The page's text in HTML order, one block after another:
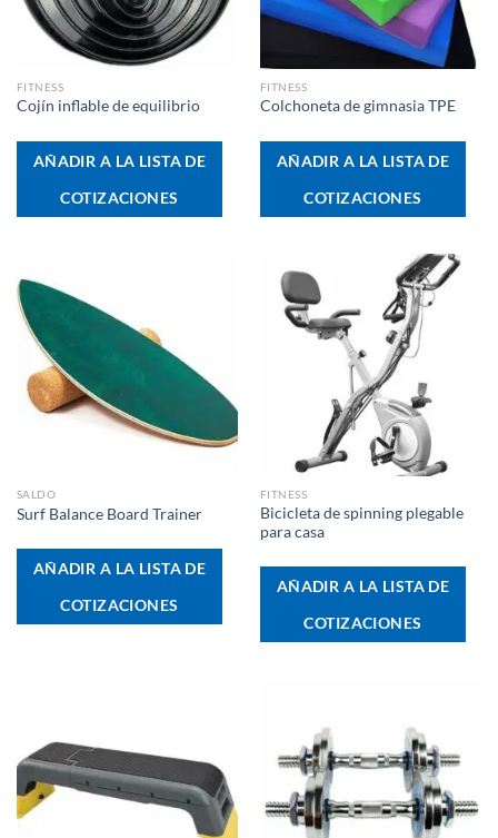
FITNESS
Cojín inflable de equilibrio
AÑADIR A LA LISTA DE
COTIZACIONES
FITNESS
Colchoneta de gimnasia TPE
AÑADIR A LA LISTA DE
COTIZACIONES
SALDO
Surf Balance Board Trainer
AÑADIR A LA LISTA DE
COTIZACIONES
FITNESS
Bicicleta de spinning plegable
para casa
AÑADIR A LA LISTA DE
COTIZACIONES